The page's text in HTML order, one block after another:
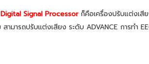
Signal Processorก็คือเครื่องปรับแต่งเสี
สามารถปรับแต่งเสียง ระดับ ADVANCE การทำ